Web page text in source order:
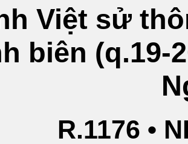
Việt sử
biên (q.19-
R.1176 •